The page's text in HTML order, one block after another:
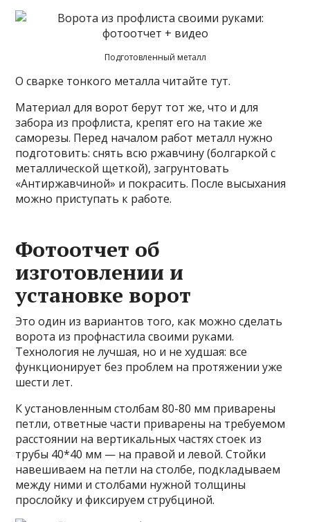
Подготовленный металл
О сварке тонкого металла читайте тут.
Материал для ворот берут тот же, что и для
забора из профлиста, крепят его на такие же
саморезы. Перед началом работ металл нужно
подготовить: снять всю ржавчину (болгаркой с
металлической щеткой), загрунтовать
«Антиржавчиной» и покрасить. После высыхания
можно приступать к работе.
Фотоотчет об
изготовлении и
установке ворот
Это один из вариантов того, как можно сделать
ворота из профнастила своими руками.
Технология не лучшая, но и не худшая: все
функционирует без проблем на протяжении уже
шести лет.
К установленным столбам 80-80 мм приварены
петли, ответные части приварены на требуемом
расстоянии на вертикальных частях стоек из
трубы 40*40 мм — на правой и левой. Стойки
навешиваем на петли на столбе, подкладываем
между ними и столбами нужной толщины
прослойку и фиксируем струбциной.